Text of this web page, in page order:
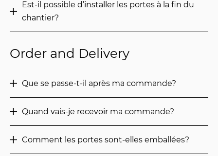
Est-il possible d’installer les portes à la fin du
chantier?
Order and Delivery
Que se passe-t-il après ma commande?
Quand vais-je recevoir ma commande?
Comment les portes sont-elles emballées?